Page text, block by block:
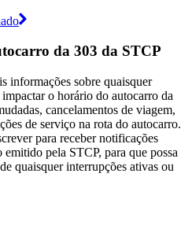
da 303 da STCP
informações sobre quaisquer
o horário do autocarro da
cancelamentos de viagem,
de serviço na rota do autocarro.
para receber notificações
pela STCP, para que possa
quaisquer interrupções ativas ou